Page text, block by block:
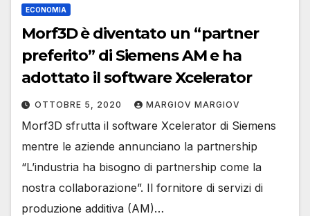
ECONOMIA
Morf3D è diventato un “partner
preferito” di Siemens AM e ha
adottato il software Xcelerator
OTTOBRE 5, 2020 MARGIOV MARGIOV
Morf3D sfrutta il software Xcelerator di Siemens
mentre le aziende annunciano la partnership
“L’industria ha bisogno di partnership come la
nostra collaborazione”. Il fornitore di servizi di
produzione additiva (AM)…